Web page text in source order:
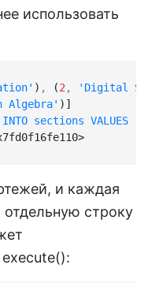
использовать
) , (2 ,
'Digital
Algebra' )]
INTO sections VALUES
и каждая
отдельную строку